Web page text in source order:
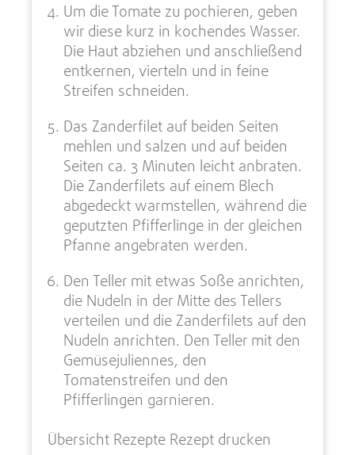
Um die Tomate zu pochieren, geben
wir diese kurz in kochendes Wasser.
Die Haut abziehen und anschließend
entkernen, vierteln und in feine
Streifen schneiden.
Das Zanderfilet auf beiden Seiten
mehlen und salzen und auf beiden
Seiten ca. 3 Minuten leicht anbraten.
Die Zanderfilets auf einem Blech
abgedeckt warmstellen, während die
geputzten Pfifferlinge in der gleichen
Pfanne angebraten werden.
Den Teller mit etwas Soße anrichten,
die Nudeln in der Mitte des Tellers
verteilen und die Zanderfilets auf den
Nudeln anrichten. Den Teller mit den
Gemüsejuliennes, den
Tomatenstreifen und den
Pfifferlingen garnieren.
Übersicht Rezepte Rezept drucken